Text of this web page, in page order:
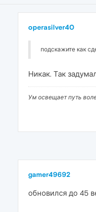
operasilver40
подскажите как
Никак. Так
Ум освещает путь
gamer49692
обновился до 45